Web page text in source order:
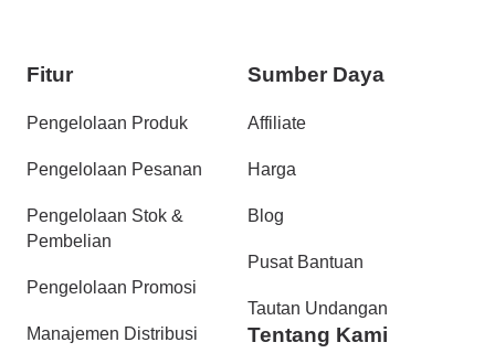
Fitur
Pengelolaan Produk
Pengelolaan Pesanan
Pengelolaan Stok &
Pembelian
Pengelolaan Promosi
Manajemen Distribusi
Sumber Daya
Affiliate
Harga
Blog
Pusat Bantuan
Tautan Undangan
Tentang Kami